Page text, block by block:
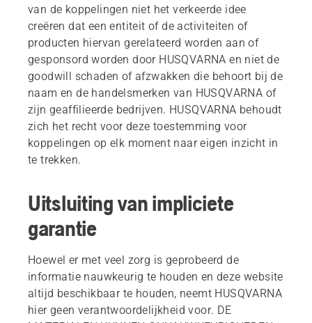
van de koppelingen niet het verkeerde idee
creëren dat een entiteit of de activiteiten of
producten hiervan gerelateerd worden aan of
gesponsord worden door HUSQVARNA en niet de
goodwill schaden of afzwakken die behoort bij de
naam en de handelsmerken van HUSQVARNA of
zijn geaffilieerde bedrijven. HUSQVARNA behoudt
zich het recht voor deze toestemming voor
koppelingen op elk moment naar eigen inzicht in
te trekken.
Uitsluiting van impliciete
garantie
Hoewel er met veel zorg is geprobeerd de
informatie nauwkeurig te houden en deze website
altijd beschikbaar te houden, neemt HUSQVARNA
hier geen verantwoordelijkheid voor. DE